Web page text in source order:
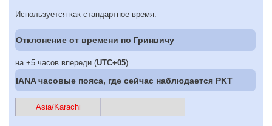
Используется как стандартное время.
Отклонение от времени по Гринвичу
на +5 часов впереди (UTC+05)
IANA часовые пояса, где сейчас наблюдается PKT
Asia/Karachi